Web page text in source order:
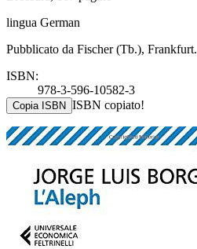
lingua German
Pubblicato da Fischer (Tb.), Frankfurt.
ISBN:
978-3-596-10582-3
Copia ISBN ISBN copiato!